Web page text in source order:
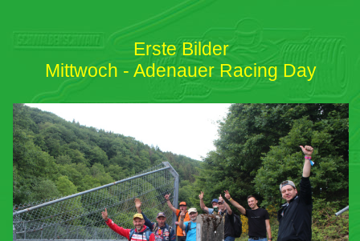
Erste Bilder
Mittwoch - Adenauer Racing Day